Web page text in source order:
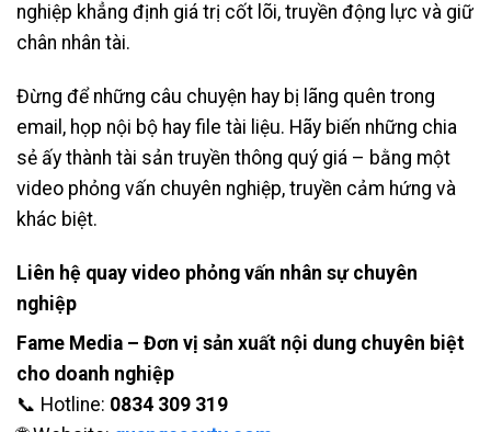
nghiệp khẳng định giá trị cốt lõi, truyền động lực và giữ
chân nhân tài.
Đừng để những câu chuyện hay bị lãng quên trong
email, họp nội bộ hay file tài liệu. Hãy biến những chia
sẻ ấy thành tài sản truyền thông quý giá – bằng một
video phỏng vấn chuyên nghiệp, truyền cảm hứng và
khác biệt.
Liên hệ quay video phỏng vấn nhân sự chuyên
nghiệp
Fame Media – Đơn vị sản xuất nội dung chuyên biệt
cho doanh nghiệp
📞 Hotline: 0834 309 319